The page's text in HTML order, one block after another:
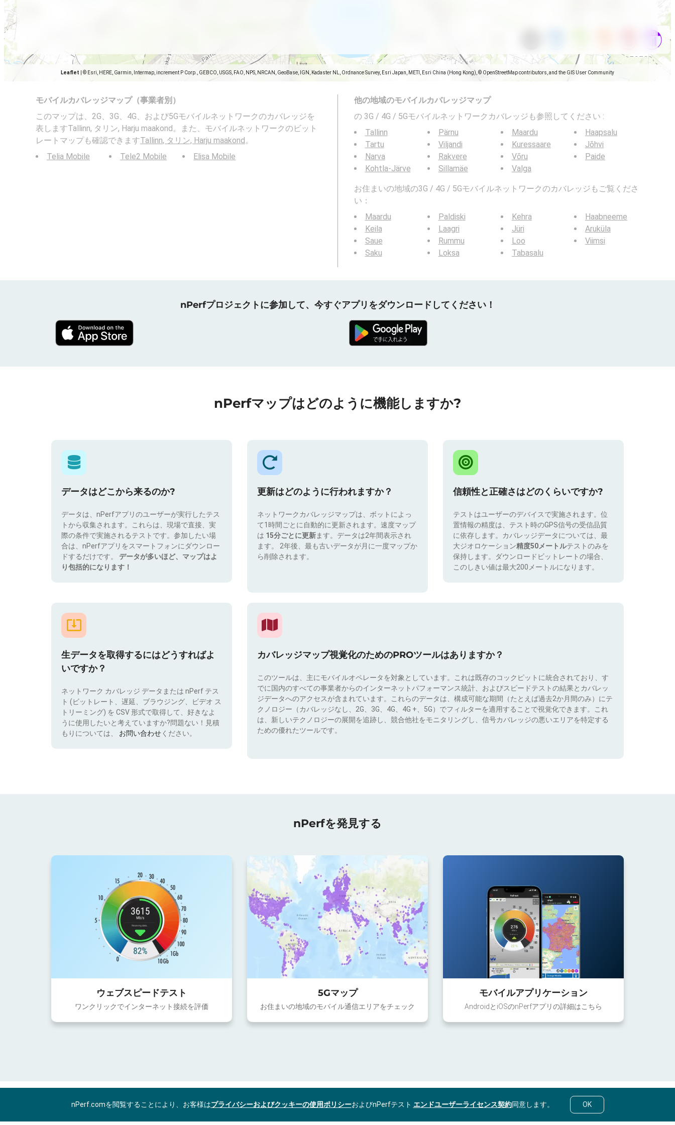
Leaflet © Esri, HERE, Garmin, Intermap, increment P Corp., GEBCO, USGS, FAO, NPS, NRCAN, GeoBase, IGN, Kadaster NL, Ordnance Survey, Esri Japan, METI, Esri China (Hong Kong), © OpenStreetMap contributors, and the GIS User Community
モバイルカバレッジマップ（事業者別）
このマップは、2G、3G、4G、および5Gモバイルネットワークのカバレッジを
表しますTallinn, タリン, Harju maakond。また、モバイルネットワークのビット
レートマップも確認できますTallinn, タリン, Harju maakond。
Telia Mobile
Tele2 Mobile Elisa Mobile
他の地域のモバイルカバレッジマップ
の 3G / 4G / 5Gモバイルネットワークカバレッジも参照してください :
Tallinn
Tartu
Narva
Kohtla-Järve
Pärnu
Viljandi
Rakvere
Sillamäe
Maardu
Kuressaare
Võru
Valga
Haapsalu
Jõhvi
Paide
お住まいの地域の3G / 4G / 5Gモバイルネットワークのカバレッジもご覧くださ
い：
Maardu
Keila
Saue
Saku
Paldiski
Laagri
Rummu
Loksa
Kehra
Jüri
Loo
Tabasalu
Haabneeme
Aruküla
Viimsi
nPerfプロジェクトに参加して、今すぐアプリをダウンロードしてください！
nPerfマップはどのように機能しますか?
データはどこから来るのか?
データは、nPerfアプリのユーザーが実行したテス
トから収集されます。これらは、現場で直接、実
際の条件で実施されるテストです。参加したい場
合は、nPerfアプリをスマートフォンにダウンロー
ドするだけです。 データが多いほど、マップはよ
り包括的になります！
更新はどのように行われますか？
ネットワークカバレッジマップは、ボットによっ
て1時間ごとに自動的に更新されます。速度マップ
は 15分ごとに更新ます。データは2年間表示され
ます。 2年後、最も古いデータが月に一度マップか
ら削除されます。
信頼性と正確さはどのくらいですか?
テストはユーザーのデバイスで実施されます。位
置情報の精度は、テスト時のGPS信号の受信品質
に依存します。カバレッジデータについては、最
大ジオロケーション精度50メートルテストのみを
保持します。ダウンロードビットレートの場合、
このしきい値は最大200メートルになります。
生データを取得するにはどうすればよ
いですか？
ネットワーク カバレッジ データまたは nPerf テス
ト (ビットレート、遅延、ブラウジング、ビデオ ス
トリーミング) を CSV 形式で取得して、好きなよ
うに使用したいと考えていますか?問題ない！見積
もりについては、 お問い合わせください。
カバレッジマップ視覚化のためのPROツールはありますか？
このツールは、主にモバイルオペレータを対象としています。これは既存のコックピットに統合されており、す
でに国内のすべての事業者からのインターネットパフォーマンス統計、およびスピードテストの結果とカバレッ
ジデータへのアクセスが含まれています。これらのデータは、構成可能な期間（たとえば過去2か月間のみ）にテ
クノロジー（カバレッジなし、2G、3G、4G、4G +、5G）でフィルターを適用することで視覚化できます。これ
は、新しいテクノロジーの展開を追跡し、競合他社をモニタリングし、信号カバレッジの悪いエリアを特定する
ための優れたツールです。
nPerfを発見する
ウェブスピードテスト
ワンクリックでインターネット接続を評価
5Gマップ
お住まいの地域のモバイル通信エリアをチェック
モバイルアプリケーション
AndroidとiOSのnPerfアプリの詳細はこちら
nPerf.comを閲覧することにより、お客様はプライバシーおよびクッキーの使用ポリシーおよびnPerfテスト エンドユーザーライセンス契約同意します。 OK